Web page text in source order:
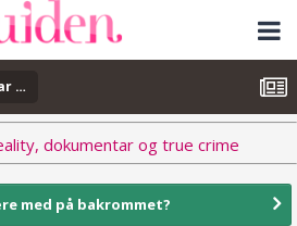
Reality, dokumentar og true crime
dokumentar og true crime
med på bakrommet?